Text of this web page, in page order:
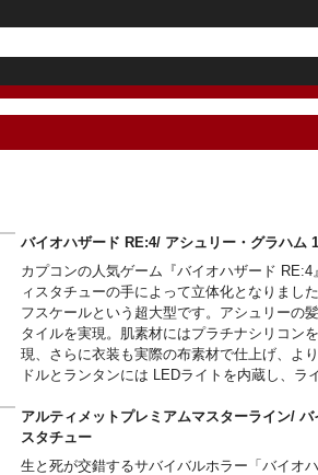
バイオハザード RE:4/ アシュリー・グラハ
カプコンの人気ゲーム『バイオハザード
ィスタチューの手によって立体化となりまし
フスケールという超大型です。アシュリーの
タイルを実現。肌素材にはプラチナシリコン
現、さらに衣装も実際の布素材で仕上げ、よ
ドルとランタンには LEDライトを内蔵し、ラ
アルティメットプレミアムマスターライン/
スタチュー
生と死が交錯するサバイバルホラー「バイオ